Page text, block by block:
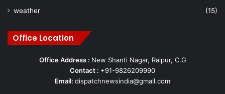
weather
(15)
Office Location
Office Address : New Shanti Nagar, Raipur, C.G
Contact : +91-9826209990
Email: dispatchnewsindia@gmail.com